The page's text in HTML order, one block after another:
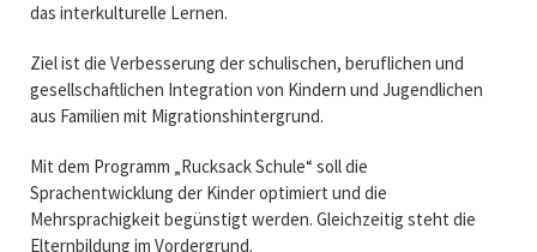
das interkulturelle Lernen.
Ziel ist die Verbesserung der schulischen, beruflichen und
gesellschaftlichen Integration von Kindern und Jugendlichen
aus Familien mit Migrationshintergrund.
Mit dem Programm „Rucksack Schule“ soll die
Sprachentwicklung der Kinder optimiert und die
Mehrsprachigkeit begünstigt werden. Gleichzeitig steht die
Elternbildung im Vordergrund.